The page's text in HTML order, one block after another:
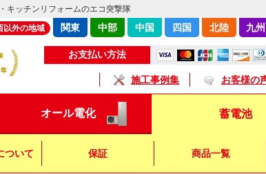
キッチンリフォームのエコ突撃隊
お支払い方法
施工事例集 お客様の
以外の地域 関東 中部 中国 四国 北陸 九
オール電化 蓄電池
ついて 保証 商品一覧